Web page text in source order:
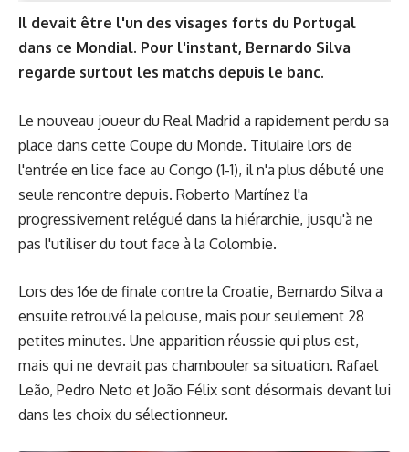
Il devait être l'un des visages forts du Portugal
dans ce Mondial. Pour l'instant, Bernardo Silva
regarde surtout les matchs depuis le banc.
Le nouveau joueur du Real Madrid a rapidement perdu sa
place dans cette Coupe du Monde. Titulaire lors de
l'entrée en lice face au Congo (1-1), il n'a plus débuté une
seule rencontre depuis. Roberto Martínez l'a
progressivement relégué dans la hiérarchie, jusqu'à ne
pas l'utiliser du tout face à la Colombie.
Lors des 16e de finale contre la Croatie, Bernardo Silva a
ensuite retrouvé la pelouse, mais pour seulement 28
petites minutes. Une apparition réussie qui plus est,
mais qui ne devrait pas chambouler sa situation. Rafael
Leão, Pedro Neto et João Félix sont désormais devant lui
dans les choix du sélectionneur.